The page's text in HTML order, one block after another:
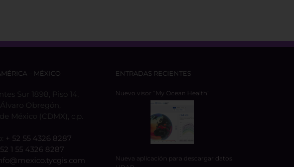
– MÉXICO
Sur 1898, Piso 14,
Obregón,
México (CDMX), c.p.
+ 52 55 4326 8287
1 55 4326 8287
ENTRADAS RECIENTES
Nuevo visor “My Ocean Health”
Nueva aplicación para descargar datos